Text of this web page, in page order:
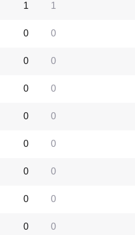
1
1
0
0
0
0
0
0
0
0
0
0
0
0
0
0
0
0